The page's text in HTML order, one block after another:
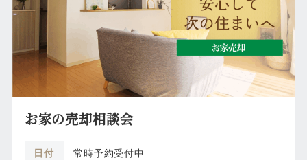
お家の売却相談会
日付 常時予約受付中